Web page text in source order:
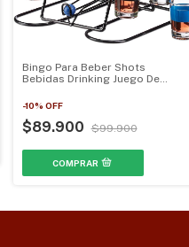
Bingo Para Beber Shots
Bebidas Drinking Juego De
-10% OFF
$89.900 $99.900